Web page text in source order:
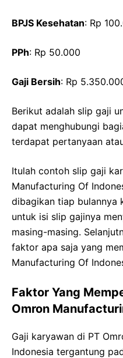
BPJS Kesehatan: Rp
PPh: Rp 50.000
Gaji Bersih: Rp
Berikut adalah slip gaji
dapat menghubungi
terdapat pertanyaan
Itulah contoh slip gaji
Manufacturing Of
dibagikan tiap bulannya
untuk isi slip gajinya
masing-masing.
faktor apa saja yang
Manufacturing Of
Faktor Yang
Omron
Gaji karyawan di PT
Indonesia tergantung